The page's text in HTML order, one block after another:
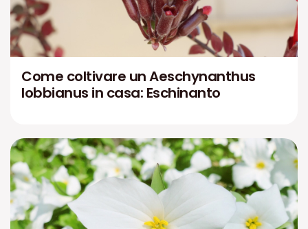
Come coltivare un Aeschynanthus
lobbianus in casa: Eschinanto